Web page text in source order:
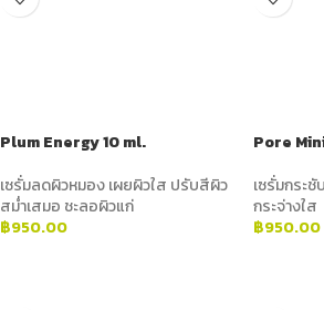
Plum Energy 10 ml.
เซรั่มลดผิวหมอง เผยผิวใส ปรับสีผิว
สม่ำเสมอ ชะลอผิวแก่
฿950.00
Pore
เซรั่มกระ
กระจ่างใส
฿950.00